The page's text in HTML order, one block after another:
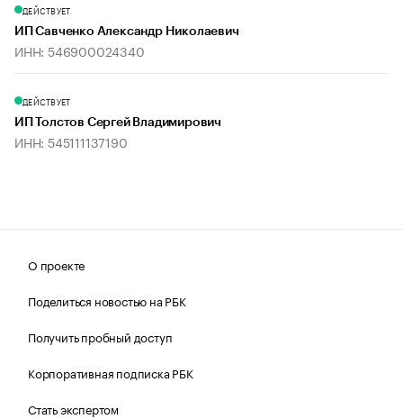
ДЕЙСТВУЕТ
ИП Савченко Александр Николаевич
ИНН: 546900024340
ДЕЙСТВУЕТ
ИП Толстов Сергей Владимирович
ИНН: 545111137190
О проекте
Поделиться новостью на РБК
Получить пробный доступ
Корпоративная подписка РБК
Стать экспертом